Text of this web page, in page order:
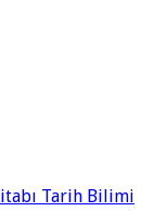
Tarih Bilimi